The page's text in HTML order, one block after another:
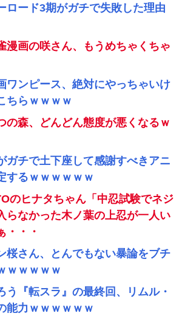
ロード3期がガチで失敗した理由
漫画の咲さん、もうめちゃくちゃ
ワンピース、絶対にやっちゃいけ
ちらｗｗｗｗ
の森、どんどん態度が悪くなるｗ
ガチで土下座して感謝すべきアニ
するｗｗｗｗｗｗ
のヒナタちゃん「中忍試験でネジ
らなかった木ノ葉の上忍が一人い
・・・
桜さん、とんでもない暴論をブチ
ｗｗｗｗｗ
う『転スラ』の最終回、リムル・
能力ｗｗｗｗｗｗ